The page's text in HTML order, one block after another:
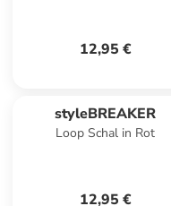
12,95 €
styleBREAKER
Loop Schal in Rot
12,95 €